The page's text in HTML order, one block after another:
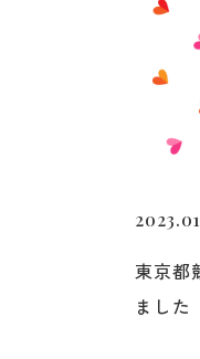
東京都
ました